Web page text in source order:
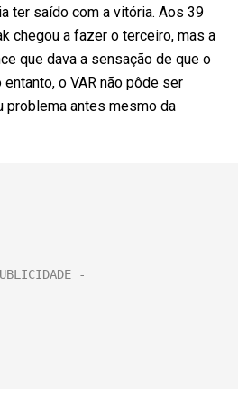
ter saído com a vitória. Aos 39
chegou a fazer o terceiro, mas a
que dava a sensação de que o
o VAR não pôde ser
problema antes mesmo da